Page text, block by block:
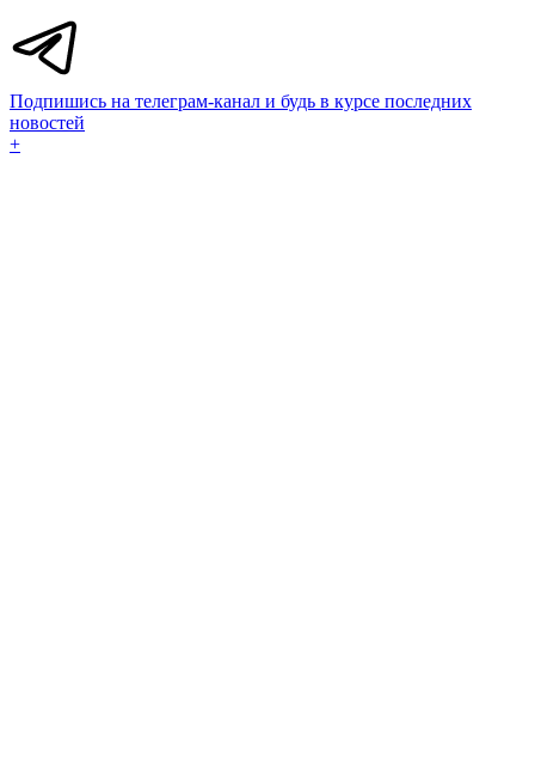
Подпишись на телеграм-канал и будь в курсе последних
новостей
+